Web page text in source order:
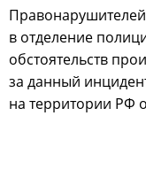
в отделение
обстоятельств
за данный
на территории РФ